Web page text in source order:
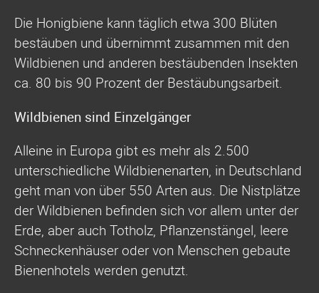
Die Honigbiene kann täglich etwa 300 Blüten
bestäuben und übernimmt zusammen mit den
Wildbienen und anderen bestäubenden Insekten
ca. 80 bis 90 Prozent der Bestäubungsarbeit.
Wildbienen sind Einzelgänger
Alleine in Europa gibt es mehr als 2.500
unterschiedliche Wildbienenarten, in Deutschland
geht man von über 550 Arten aus. Die Nistplätze
der Wildbienen befinden sich vor allem unter der
Erde, aber auch Totholz, Pflanzenstängel, leere
Schneckenhäuser oder von Menschen gebaute
Bienenhotels werden genutzt.